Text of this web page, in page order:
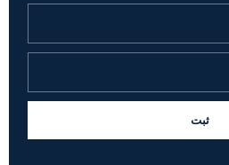
ثبت